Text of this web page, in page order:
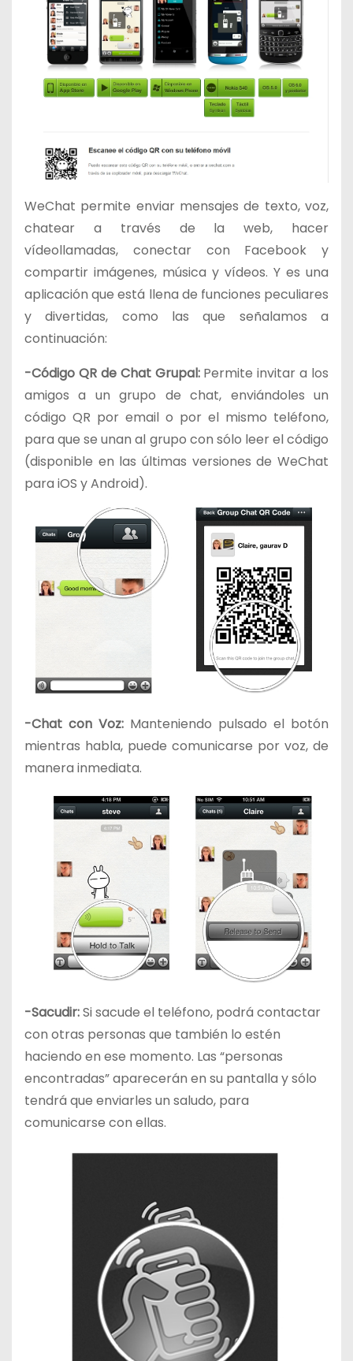
WeChat permite enviar mensajes de texto, voz,
chatear a través de la web, hacer
vídeollamadas, conectar con Facebook y
compartir imágenes, música y vídeos. Y es una
aplicación que está llena de funciones peculiares
y divertidas, como las que señalamos a
continuación:
-Código QR de Chat Grupal:Permite invitar a los
amigos a un grupo de chat, enviándoles un
código QR por email o por el mismo teléfono,
para que se unan al grupo con sólo leer el código
(disponible en las últimas versiones de WeChat
para iOS y Android).
-Chat con Voz: Manteniendo pulsado el botón
mientras habla, puede comunicarse por voz, de
manera inmediata.
-Sacudir:Si sacude el teléfono, podrá contactar
con otras personas que también lo estén
haciendo en ese momento. Las “personas
encontradas” aparecerán en su pantalla y sólo
tendrá que enviarles un saludo, para
comunicarse con ellas.